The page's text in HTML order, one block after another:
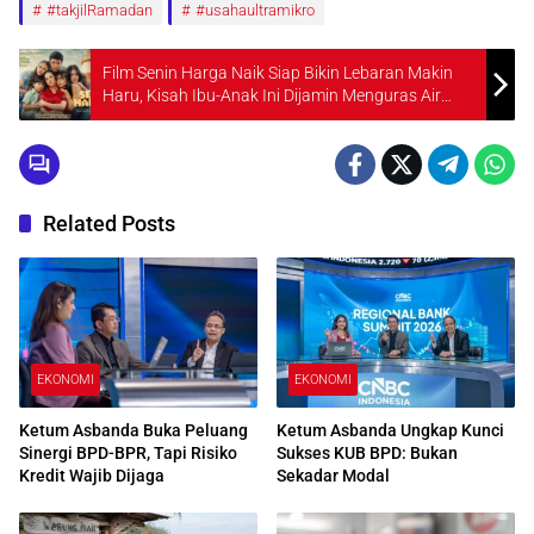
#takjilRamadan #usahaultramikro
Film Senin Harga Naik Siap Bikin Lebaran Makin
Haru, Kisah Ibu-Anak Ini Dijamin Menguras Air
Mata
Related Posts
EKONOMI
Ketum Asbanda Buka Peluang
Sinergi BPD-BPR, Tapi Risiko
Kredit Wajib Dijaga
EKONOMI
Ketum Asbanda Ungkap Kunci
Sukses KUB BPD: Bukan
Sekadar Modal